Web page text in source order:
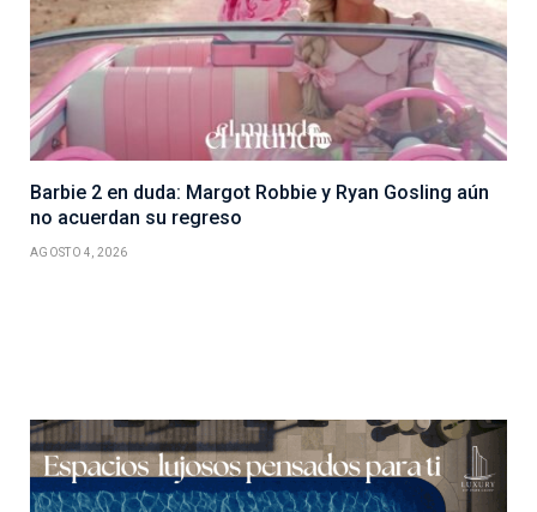
Barbie 2 en duda: Margot Robbie y Ryan Gosling aún
no acuerdan su regreso
AGOSTO 4, 2026